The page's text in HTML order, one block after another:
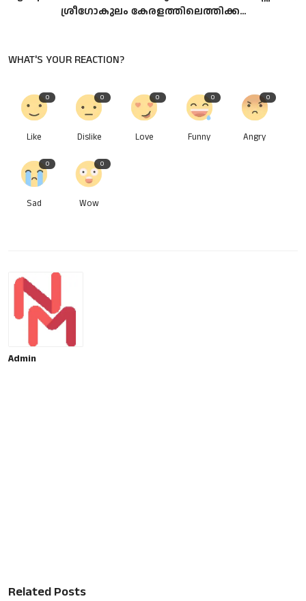
ശ്രീഗോകുലം കേരളത്തിലെത്തിക്ക...
WHAT'S YOUR REACTION?
0
Like
0
Dislike
0
Love
0
Funny
0
Angry
0
Sad
0
Wow
Admin
Related Posts